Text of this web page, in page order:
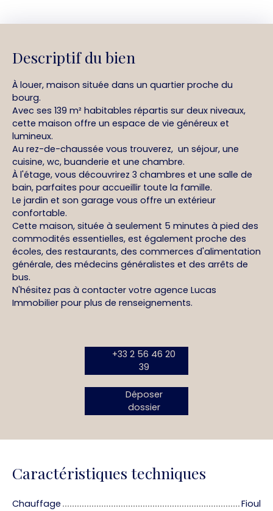
Descriptif du bien
À louer, maison située dans un quartier proche du
bourg.
Avec ses 139 m² habitables répartis sur deux niveaux,
cette maison offre un espace de vie généreux et
lumineux.
Au rez-de-chaussée vous trouverez, un séjour, une
cuisine, wc, buanderie et une chambre.
À l'étage, vous découvrirez 3 chambres et une salle de
bain, parfaites pour accueillir toute la famille.
Le jardin et son garage vous offre un extérieur
confortable.
Cette maison, située à seulement 5 minutes à pied des
commodités essentielles, est également proche des
écoles, des restaurants, des commerces d'alimentation
générale, des médecins généralistes et des arrêts de
bus.
N'hésitez pas à contacter votre agence Lucas
Immobilier pour plus de renseignements.
+33 2 56 46 20
39
Déposer
dossier
Caractéristiques techniques
Chauffage
Fioul